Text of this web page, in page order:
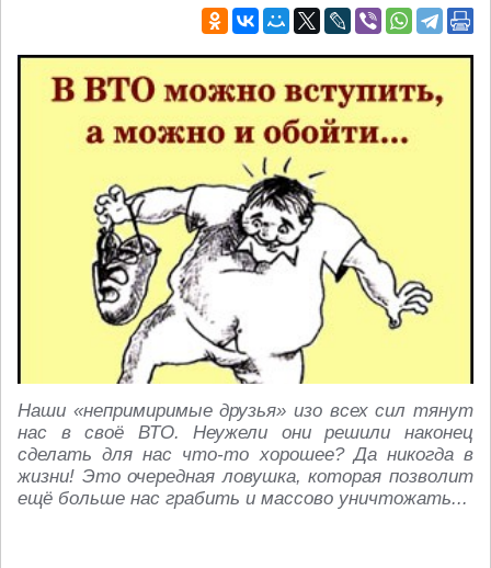
Наши «непримиримые друзья» изо всех сил тянут
нас в своё ВТО. Неужели они решили наконец
сделать для нас что-то хорошее? Да никогда в
жизни! Это очередная ловушка, которая позволит
ещё больше нас грабить и массово уничтожать...